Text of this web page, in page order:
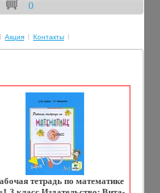
()
Акция Контакты
тетрадь по математике